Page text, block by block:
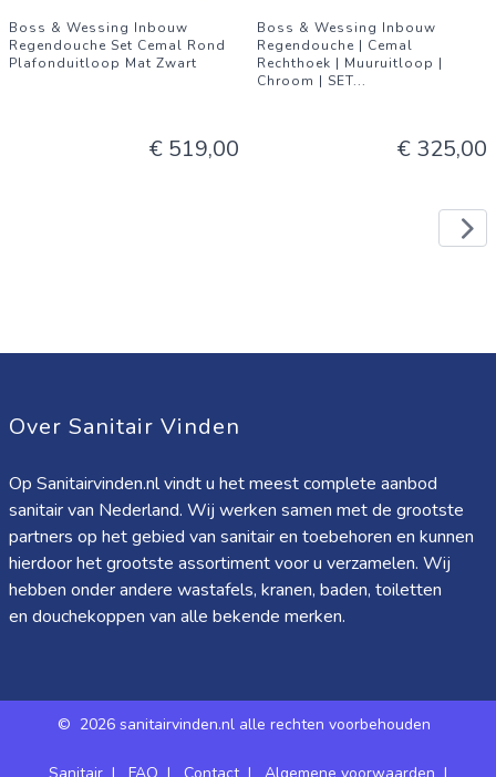
Boss & Wessing Inbouw
Regendouche Set Cemal Rond
Plafonduitloop Mat Zwart
€ 519,00
Boss & Wessing Inbouw
Regendouche | Cemal
Rechthoek | Muuruitloop |
Chroom | SET...
€ 325,00
Over Sanitair Vinden
Op Sanitairvinden.nl vindt u het meest complete aanbod
sanitair van Nederland. Wij werken samen met de grootste
partners op het gebied van sanitair en toebehoren en kunnen
hierdoor het grootste assortiment voor u verzamelen. Wij
hebben onder andere wastafels, kranen, baden, toiletten
en douchekoppen van alle bekende merken.
© 2026 sanitairvinden.nl alle rechten voorbehouden